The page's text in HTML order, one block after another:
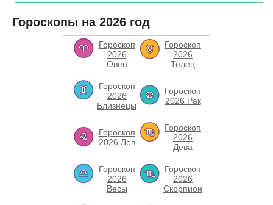
Гороскопы на 2026 год
Гороскоп
2026
Овен
Гороскоп
2026
Телец
Гороскоп
2026
Близнецы
Гороскоп
2026 Рак
Гороскоп
2026 Лев
Гороскоп
2026
Дева
Гороскоп
2026
Весы
Гороскоп
2026
Скорпион